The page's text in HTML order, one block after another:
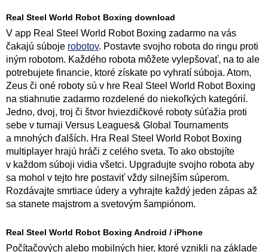
Real Steel World Robot Boxing download
V app Real Steel World Robot Boxing zadarmo na vás
čakajú súboje robotov. Postavte svojho robota do ringu proti
iným robotom. Každého robota môžete vylepšovať, na to ale
potrebujete financie, ktoré získate po vyhratí súboja. Atom,
Zeus či oné roboty sú v hre Real Steel World Robot Boxing
na stiahnutie zadarmo rozdelené do niekoľkých kategórií.
Jedno, dvoj, troj či štvor hviezdičkové roboty súťažia proti
sebe v turnaji Versus Leagues& Global Tournaments
a mnohých ďalších. Hra Real Steel World Robot Boxing
multiplayer hrajú hráči z celého sveta. To ako obstojíte
v každom súboji vidia všetci. Upgradujte svojho robota aby
sa mohol v tejto hre postaviť vždy silnejším súperom.
Rozdávajte smrtiace údery a vyhrajte každý jeden zápas až
sa stanete majstrom a svetovým šampiónom.
Real Steel World Robot Boxing Android / iPhone
Počítačových alebo mobilných hier, ktoré vznikli na základe